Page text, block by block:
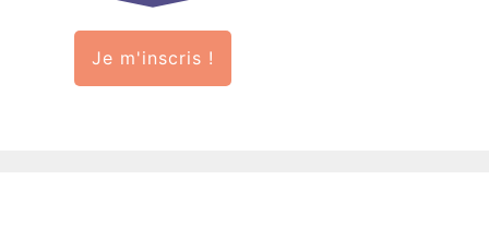
Je m'inscris !